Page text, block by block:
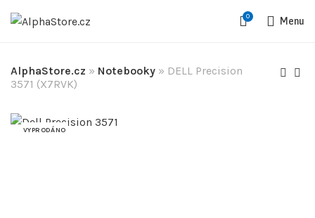
0 Menu
AlphaStore.cz » Notebooky » DELL Precision
3571 (X7RVK)
VYPRODÁNO